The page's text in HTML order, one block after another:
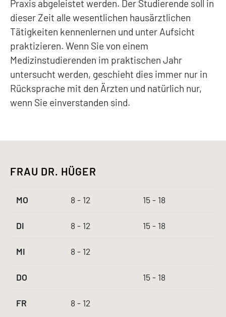
Praxis abgeleistet werden. Der Studierende soll in
dieser Zeit alle wesentlichen hausärztlichen
Tätigkeiten kennenlernen und unter Aufsicht
praktizieren. Wenn Sie von einem
Medizinstudierenden im praktischen Jahr
untersucht werden, geschieht dies immer nur in
Rücksprache mit den Ärzten und natürlich nur,
wenn Sie einverstanden sind.
FRAU DR. HÜGER
MO 8 - 12 15 - 18
DI 8 - 12 15 - 18
MI 8 - 12
DO 15 - 18
FR 8 - 12